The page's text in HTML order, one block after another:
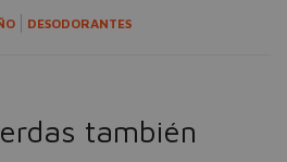
DESODORANTES
también